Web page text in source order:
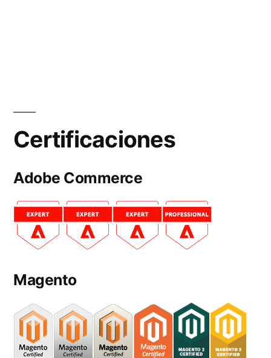
Certificaciones
Adobe Commerce
Magento